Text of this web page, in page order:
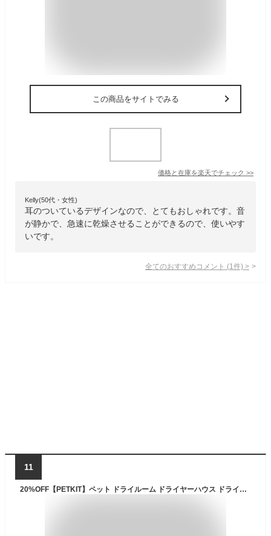
この商品をサイトでみる
価格と在庫を楽天でチェック >>
Kelly(50代・女性)
耳のついているデザインなので、とてもおしゃれです。音
が静かで、急速に乾燥させることができるので、使いやす
いです。
全てのおすすめコメント (1 件) >
11
20%OFF【PETKIT】ペット ドライルーム ドライヤーハウス ドライヤーボックス 乾燥ドライルーム 大容量 安全 自動 猫 小型犬 中型犬 静音 急速乾燥 ケース ドライヤーハウス 風速 温度調整 広い 2匹同時乾燥 ペットキット